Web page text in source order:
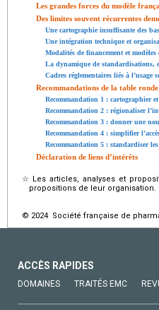
Les grandes forces du modèle
Des limites souvent récurrentes
Une cartographie insuffisante des
Une intégration technique et
Modalités de financement et modèles
La dynamique de standardisations,
Cadres réglementaires liés à l’usage
Recommandations de la table ronde
Recommandation 1 : cartographier et
Recommandation 2 : régionaliser
Recommandation 3 : donner une
Recommandation 4 : simplifier
Recommandation 5 : standardiser
Déclaration de liens d’intérêts
☆ Les articles, analyses et
propositions de leur organisation.
© 2024 Société française de
ACCÈS RAPIDES
DOMAINES TRAITÉS EMC